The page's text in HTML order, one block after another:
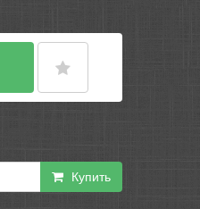
Купить